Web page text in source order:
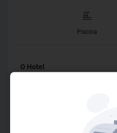
Piscina
O Hotel
de um flat com serviços
região nobre de Goiânia, Av.